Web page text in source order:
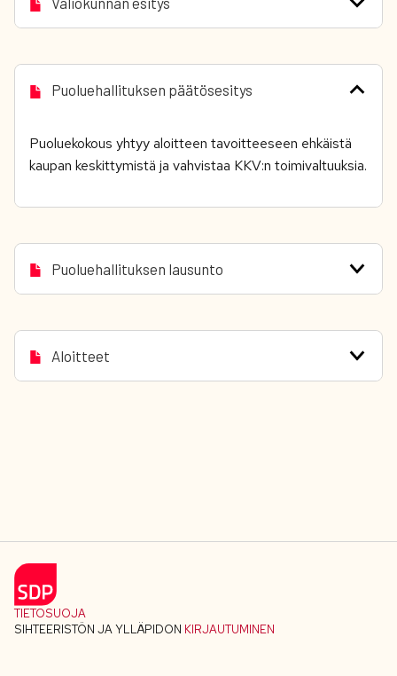
Puoluehallituksen päätösesitys
Puoluekokous yhtyy aloitteen tavoitteeseen ehkäistä
kaupan keskittymistä ja vahvistaa KKV:n toimivaltuuksia.
Puoluehallituksen lausunto
Aloitteet
TIETOSUOJA
SIHTEERISTÖN JA YLLÄPIDON KIRJAUTUMINEN